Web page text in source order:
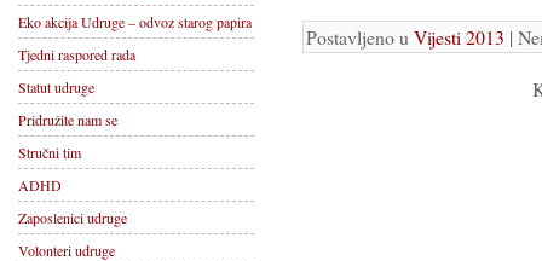
Postavljeno u Vijesti 2013 |
Eko akcija Udruge – odvoz starog papira
Tjedni raspored rada
Statut udruge
Pridružite nam se
Stručni tim
ADHD
Zaposlenici udruge
Volonteri udruge